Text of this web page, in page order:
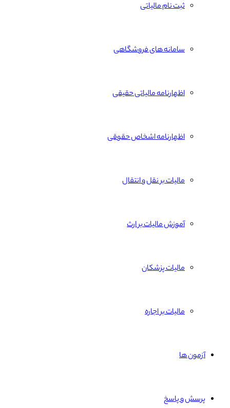
ثبت نام مالیاتی
سامانه های فروشگاهی
اظهارنامه مالیاتی حقیقی
اظهارنامه اشخاص حقوقی
مالیات بر نقل و انتقال
آموزش مالیات بر ارث
مالیات پزشکان
مالیات بر اجاره
آزمون ها
پرسش و پاسخ